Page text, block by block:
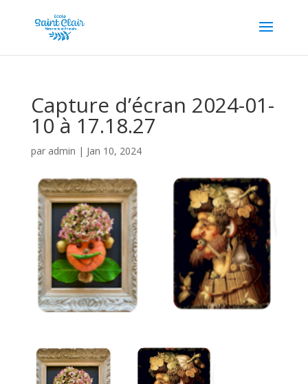
Capture d’écran 2024-01-
10 à 17.18.27
par admin | Jan 10, 2024